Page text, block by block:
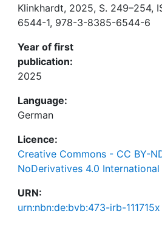
Klinkhardt, 2025, S. 249–254,
6544-1, 978-3-8385-6544-6
Year of first
publication:
2025
Language:
German
Licence:
Creative Commons - CC BY-
NoDerivatives 4.0 International
URN:
urn:nbn:de:bvb:473-irb-111715x